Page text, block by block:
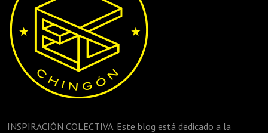
INSPIRACIÓN COLECTIVA. Este blog está dedicado a la